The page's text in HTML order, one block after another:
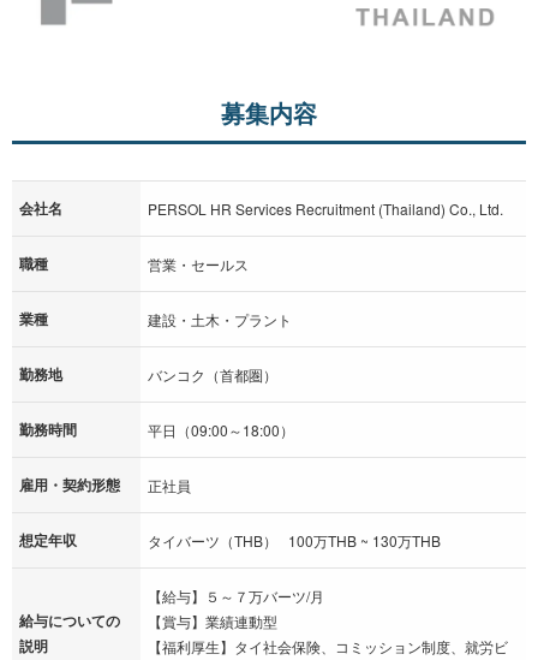
募集内容
会社名 PERSOL HR Services Recruitment (Thailand) Co., Ltd.
職種 営業・セールス
業種 建設・土木・プラント
勤務地 バンコク（首都圏）
勤務時間 平日（09:00～18:00）
雇用・契約形態 正社員
想定年収 タイバーツ（THB） 100万THB ~ 130万THB
給与についての
説明
【給与】５～７万バーツ/月
【賞与】業績連動型
【福利厚生】タイ社会保険、コミッション制度、就労ビ